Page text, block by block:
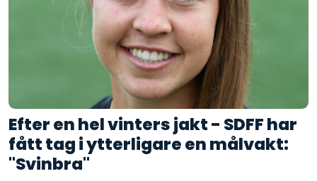
Efter en hel vinters jakt - SDFF har
fått tag i ytterligare en målvakt:
"Svinbra"